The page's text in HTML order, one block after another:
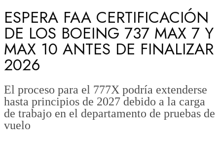
Aerolíneas
Aeronáutica
Aeropuertos
ESPERA FAA CERTIFICACIÓN
DE LOS BOEING 737 MAX 7 Y
MAX 10 ANTES DE FINALIZAR
2026
El proceso para el 777X podría extenderse
hasta principios de 2027 debido a la carga
de trabajo en el departamento de pruebas de
vuelo